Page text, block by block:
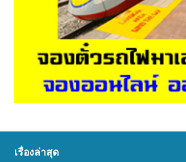
เรื่องล่าสุด